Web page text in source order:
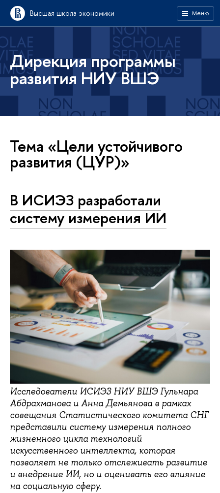
Высшая школа экономики Меню
Дирекция программы
развития НИУ ВШЭ
Тема «Цели устойчивого
развития (ЦУР)»
В ИСИЭЗ разработали
систему измерения ИИ
Исследователи ИСИЭЗ НИУ ВШЭ Гульнара
Абдрахманова и Анна Демьянова в рамках
совещания Статистического комитета СНГ
представили систему измерения полного
жизненного цикла технологий
искусственного интеллекта, которая
позволяет не только отслеживать развитие
и внедрение ИИ, но и оценивать его влияние
на социальную сферу.